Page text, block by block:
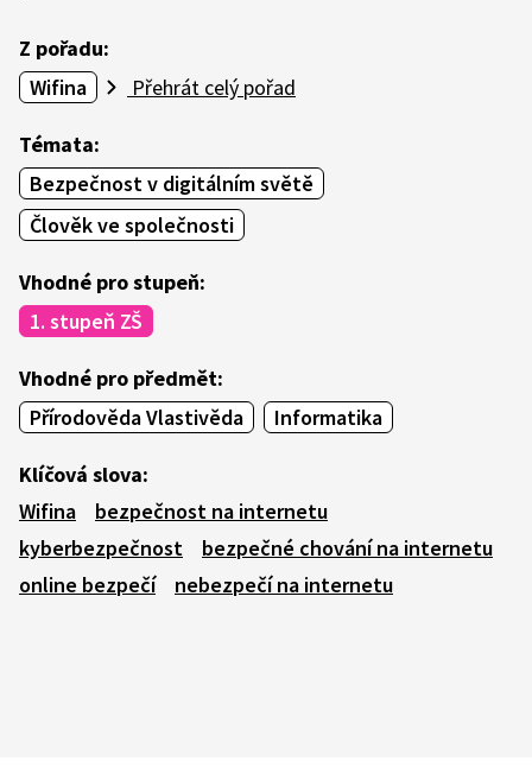
Z pořadu:
Wifina
Přehrát celý pořad
Témata:
Bezpečnost v digitálním světě
Člověk ve společnosti
Vhodné pro stupeň:
1. stupeň ZŠ
Vhodné pro předmět:
Přírodověda Vlastivěda
Informatika
Klíčová slova:
Wifina
bezpečnost na internetu
kyberbezpečnost
bezpečné chování na internetu
online bezpečí
nebezpečí na internetu